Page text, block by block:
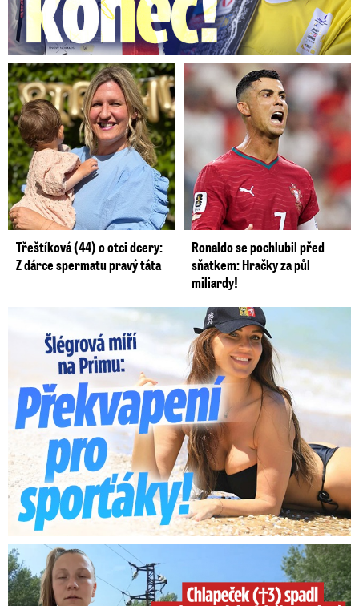
Třeštíková (44) o otci dcery:
Z dárce spermatu pravý táta
Ronaldo se pochlubil před
sňatkem: Hračky za půl
miliardy!
Lucie Šlégrová míří na Primu. Překvapení pro sporťáky!
Smrtelný pád chlapce: Matka vydala vyjádření na 16 stran